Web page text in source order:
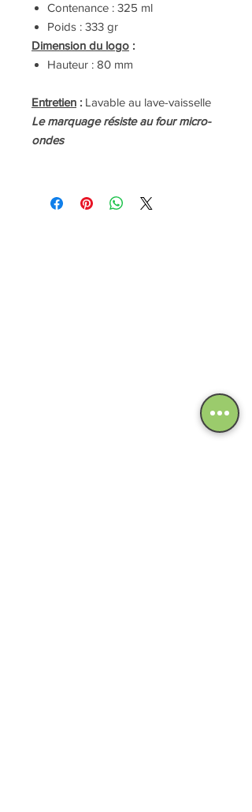
Contenance : 325 ml
Poids : 333 gr
Dimension du logo :
Hauteur : 80 mm
Entretien : Lavable au lave-vaisselle
Le marquage résiste au four micro-
ondes